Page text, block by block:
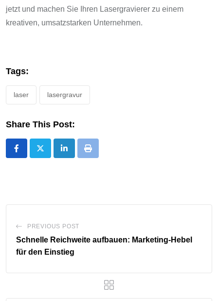
jetzt und machen Sie Ihren Lasergravierer zu einem
kreativen, umsatzstarken Unternehmen.
Tags:
laser lasergravur
Share This Post:
LinkedInPrint
PREVIOUS POST
Schnelle Reichweite aufbauen: Marketing-Hebel
für den Einstieg